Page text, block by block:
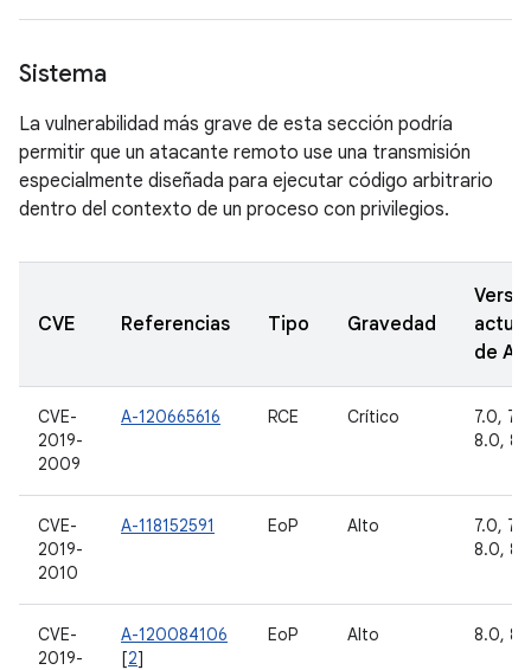
Sistema
La vulnerabilidad más grave de esta sección podría
permitir que un atacante remoto use una transmisión
especialmente diseñada para ejecutar código arbitrario
dentro del contexto de un proceso con privilegios.
CVE Referencias Tipo Gravedad
de
CVE-
2019-
2009
A-120665616 RCE Crítico
7.0,
8.0,
CVE-
2019-
2010
A-118152591 EoP Alto
7.0,
8.0,
CVE-
2019-
A-120084106
[2]
EoP Alto 8.0,